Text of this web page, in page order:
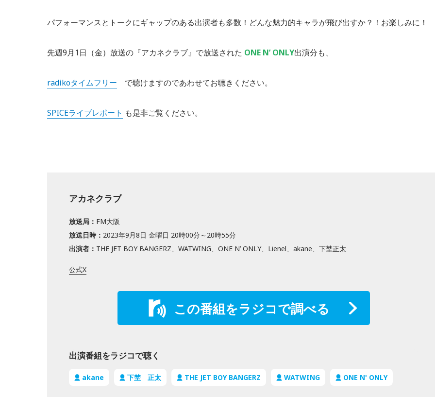
パフォーマンスとトークにギャップのある出演者も多数！どんな魅力的キャラが飛び出すか？！お楽しみに！
先週9月1日（金）放送の『アカネクラブ』で放送された ONE N’ ONLY出演分も、
radikoタイムフリー で聴けますのであわせてお聴きください。
SPICEライブレポート も是非ご覧ください。
アカネクラブ
放送局： FM大阪
放送日時： 2023年9月8日 金曜日 20時00分～20時55分
出演者： THE JET BOY BANGERZ、WATWING、ONE N’ ONLY、Lienel、akane、下埜正太
公式X
この番組をラジコで調べる
出演番組をラジコで聴く
akane 下埜 正太 THE JET BOY BANGERZ WATWING ONE N' ONLY